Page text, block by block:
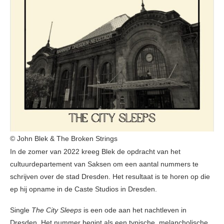
© John Blek & The Broken Strings
In de zomer van 2022 kreeg Blek de opdracht van het
cultuurdepartement van Saksen om een aantal nummers te
schrijven over de stad Dresden. Het resultaat is te horen op die
ep hij opname in de Caste Studios in Dresden.
Single The City Sleeps is een ode aan het nachtleven in